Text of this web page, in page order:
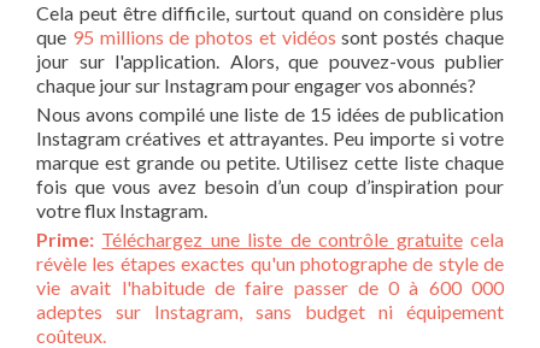
Cela peut être difficile, surtout quand on considère plus
que 95 millions de photos et vidéos sont postés chaque
jour sur l'application. Alors, que pouvez-vous publier
chaque jour sur Instagram pour engager vos abonnés?
Nous avons compilé une liste de 15 idées de publication
Instagram créatives et attrayantes. Peu importe si votre
marque est grande ou petite. Utilisez cette liste chaque
fois que vous avez besoin d’un coup d’inspiration pour
votre flux Instagram.
Prime: Téléchargez une liste de contrôle gratuitecela
révèle les étapes exactes qu'un photographe de style de
vie avait l'habitude de faire passer de 0 à 600 000
adeptes sur Instagram, sans budget ni équipement
coûteux.